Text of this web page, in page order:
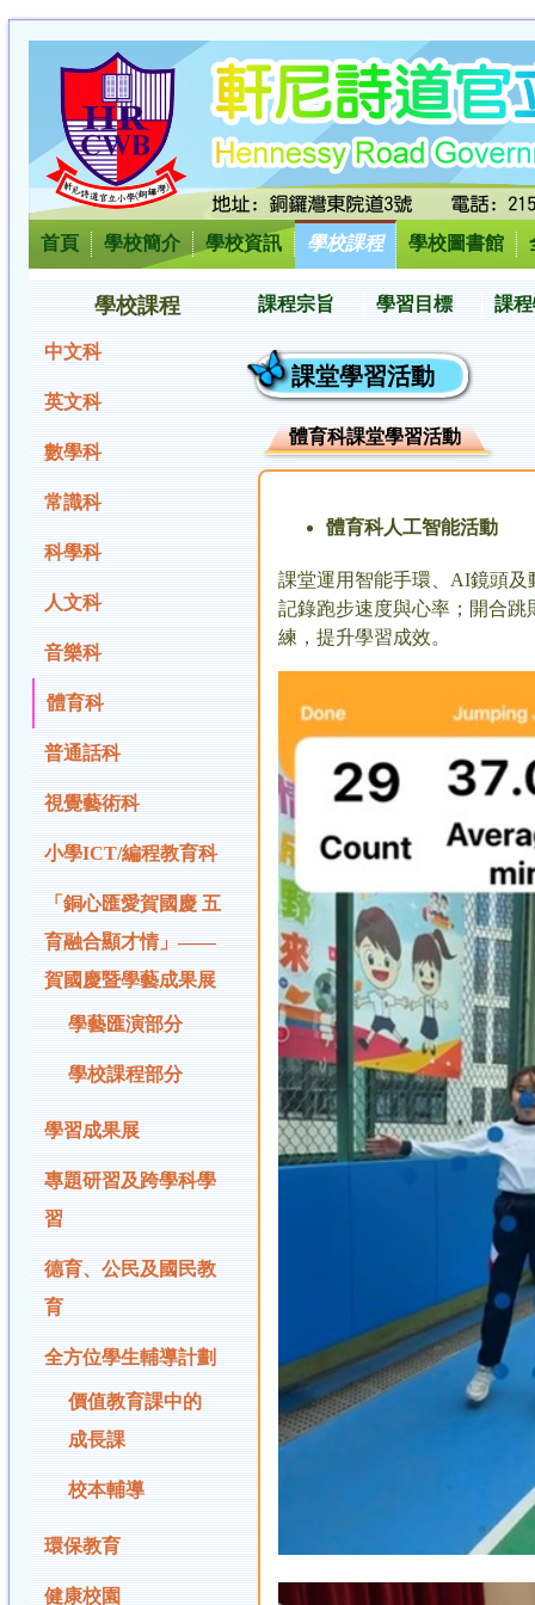
首頁 學校簡介 學校資訊 學校課程 學校圖書館
學校課程
中文科
英文科
數學科
常識科
科學科
人文科
音樂科
體育科
普通話科
視覺藝術科
小學ICT/編程教育科
「銅心匯愛賀國慶 五
育融合顯才情」——
賀國慶暨學藝成果展
學藝匯演部分
學校課程部分
學習成果展
專題研習及跨學科學
習
德育、公民及國民教
育
全方位學生輔導計劃
價值教育課中的
成長課
校本輔導
環保教育
健康校園
課程宗旨 學習目標 課
課堂學習活動
體育科課堂學習活動
體育科人工智能活動
課堂運用智能手環、AI鏡頭
記錄跑步速度與心率；開合
練，提升學習成效。